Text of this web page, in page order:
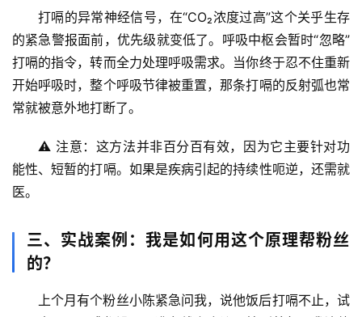
列
表
自
物
体
秘
打嗝的异常神经信号，在“CO₂浓度过高”这个关乎生存
的紧急警报面前，优先级就变低了。呼吸中枢会暂时“忽略”
打嗝的指令，转而全力处理呼吸需求。当你终于忍不住重新
开始呼吸时，整个呼吸节律被重置，那条打嗝的反射弧也常
常就被意外地打断了。
⚠️ 注意 ：这方法并非百分百有效，因为它主要针对功
能性、短暂的打嗝。如果是疾病引起的持续性呃逆，还需就
医。
三、实战案例：我是如何用这个原理帮粉丝
的？
上个月有个粉丝小陈紧急问我，说他饭后打嗝不止，试